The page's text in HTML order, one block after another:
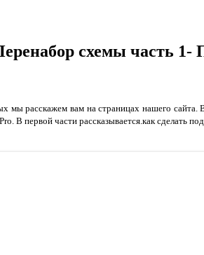
схемы часть 1-
мы расскажем вам на страницах нашего сайта.
В первой части рассказывается.как сделать